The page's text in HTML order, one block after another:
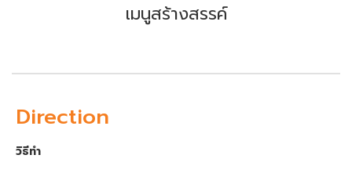
เมนูสร้างสรรค์
Direction
วิธีทำ